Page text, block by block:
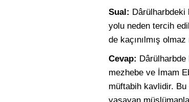
Sual: Dârülharbdeki
yolu neden tercih
de kaçınılmış olmaz
Cevap: Dârülharbde
mezhebe ve İmam
müftabih kavlidir.